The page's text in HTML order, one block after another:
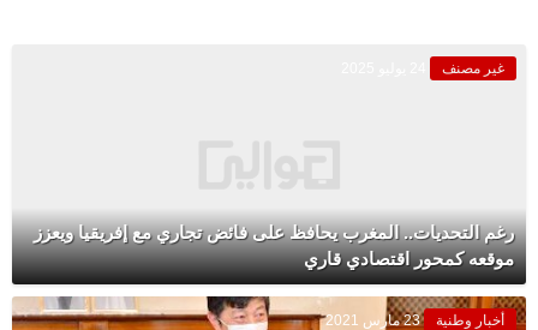
غير مصنف
رغم التحديات.. المغرب يحافظ على فائض تجاري مع إفريقيا ويعزز
موقعه كمحور اقتصادي قاري
أخبار وطنية 23 مارس 2021